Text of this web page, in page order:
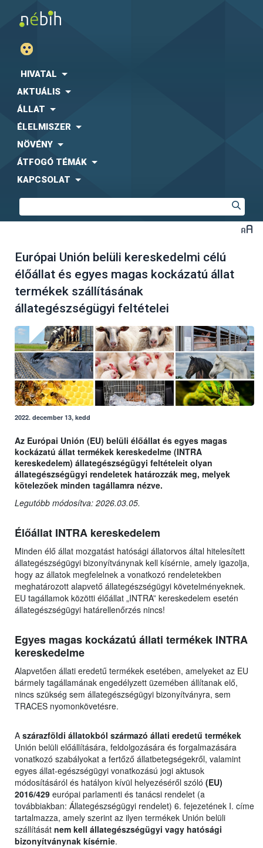
HIVATAL
AKTUÁLIS
ÁLLAT
ÉLELMISZER
NÖVÉNY
ÁTFOGÓ TÉMÁK
KAPCSOLAT
Európai Unión belüli kereskedelmi célú
élőállat és egyes magas kockázatú állat
termékek szállításának
állategészségügyi feltételei
2022. december 13, kedd
Az Európai Unión (EU) belüli élőállat és egyes magas
kockázatú állat termékek kereskedelme (INTRA
kereskedelem) állategészségügyi feltételeit olyan
állategészségügyi rendeletek határozzák meg, melyek
kötelezőek minden tagállamra nézve.
Legutóbb módosítva: 2026.03.05.
Élőállat INTRA kereskedelem
Minden élő állat mozgatást hatósági állatorvos által hitelesített
állategészségügyi bizonyítványnak kell kísérnie, amely igazolja,
hogy az állatok megfelelnek a vonatkozó rendeletekben
meghatározott alapvető állategészségügyi követelményeknek.
EU tagállamok közötti élőállat „INTRA” kereskedelem esetén
állategészségügyi határellenőrzés nincs!
Egyes magas kockázatú állati termékek INTRA
kereskedelme
Alapvetően állati eredetű termékek esetében, amelyeket az EU
bármely tagállamának engedélyzett üzemében állítanak elő,
nincs szükség sem állategészségügyi bizonyítványra, sem
TRACES nyomonkövetésre.
A szárazföldi állatokból származó állati eredetű termékek
Unión belüli előállítására, feldolgozására és forgalmazására
vonatkozó szabályokat a fertőző állatbetegségekről, valamint
egyes állat-egészségügyi vonatkozású jogi aktusok
módosításáról és hatályon kívül helyezéséről szóló (EU)
2016/429 európai parlamenti és tanácsi rendelet (a
továbbiakban: Állategészségügyi rendelet) 6. fejezetének I. címe
tartalmazza, amely szerint az ilyen termékek Unión belüli
szállítását nem kell állategészségügyi vagy hatósági
bizonyítványnak kísérnie.